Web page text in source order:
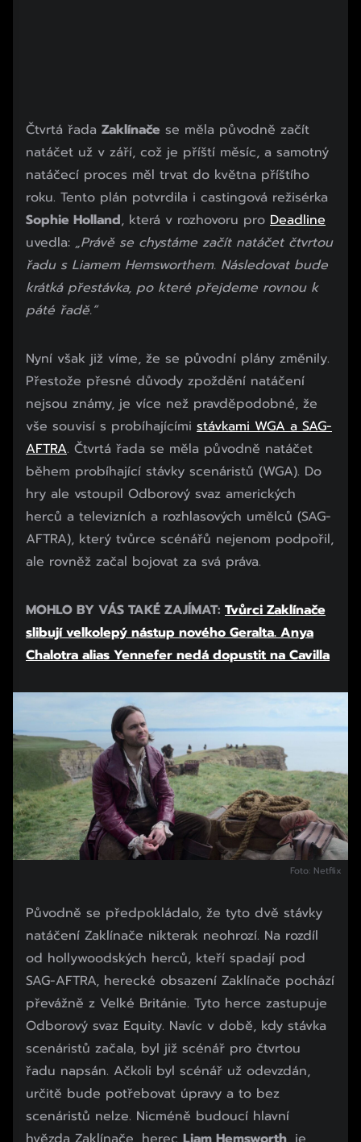
Čtvrtá řada Zaklínače se měla původně začít
natáčet už v září, což je příští měsíc, a samotný
natáčecí proces měl trvat do května příštího
roku. Tento plán potvrdila i castingová režisérka
Sophie Holland, která v rozhovoru pro Deadline
uvedla: „Právě se chystáme začít natáčet čtvrtou
řadu s Liamem Hemsworthem. Následovat bude
krátká přestávka, po které přejdeme rovnou k
páté řadě.“
Nyní však již víme, že se původní plány změnily.
Přestože přesné důvody zpoždění natáčení
nejsou známy, je více než pravděpodobné, že
vše souvisí s probíhajícími stávkami WGA a SAG-
AFTRA. Čtvrtá řada se měla původně natáčet
během probíhající stávky scenáristů (WGA). Do
hry ale vstoupil Odborový svaz amerických
herců a televizních a rozhlasových umělců (SAG-
AFTRA), který tvůrce scénářů nejenom podpořil,
ale rovněž začal bojovat za svá práva.
MOHLO BY VÁS TAKÉ ZAJÍMAT: Tvůrci Zaklínače
slibují velkolepý nástup nového Geralta. Anya
Chalotra alias Yennefer nedá dopustit na Cavilla
Konec reklamy
Foto: Netflix
Původně se předpokládalo, že tyto dvě stávky
natáčení Zaklínače nikterak neohrozí. Na rozdíl
od hollywoodských herců, kteří spadají pod
SAG-AFTRA, herecké obsazení Zaklínače pochází
převážně z Velké Británie. Tyto herce zastupuje
Odborový svaz Equity. Navíc v době, kdy stávka
scenáristů začala, byl již scénář pro čtvrtou
řadu napsán. Ačkoli byl scénář už odevzdán,
určitě bude potřebovat úpravy a to bez
scenáristů nelze. Nicméně budoucí hlavní